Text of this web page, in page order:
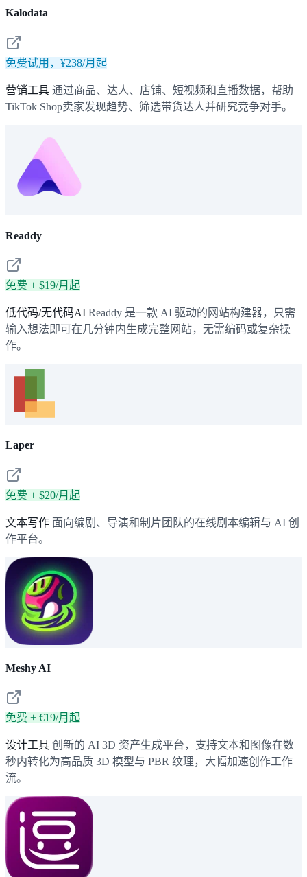
Kalodata
免费试用，¥238/月起
营销工具 通过商品、达人、店铺、短视频和直播数据，帮助
TikTok Shop卖家发现趋势、筛选带货达人并研究竞争对手。
Readdy
免费 + $19/月起
低代码/无代码AI Readdy 是一款 AI 驱动的网站构建器，只需
输入想法即可在几分钟内生成完整网站，无需编码或复杂操
作。
Laper
免费 + $20/月起
文本写作 面向编剧、导演和制片团队的在线剧本编辑与 AI 创
作平台。
Meshy AI
免费 + €19/月起
设计工具 创新的 AI 3D 资产生成平台，支持文本和图像在数
秒内转化为高品质 3D 模型与 PBR 纹理，大幅加速创作工作
流。